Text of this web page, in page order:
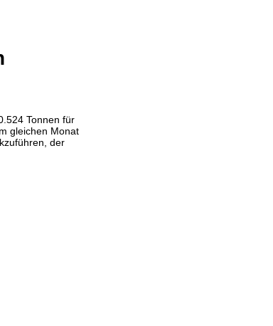
Tonnen für
gleichen Monat
der